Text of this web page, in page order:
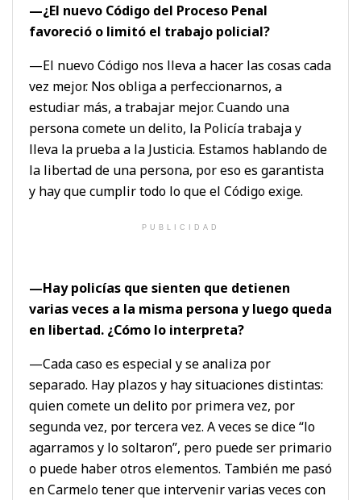
—¿El nuevo Código del Proceso Penal
favoreció o limitó el trabajo policial?
—El nuevo Código nos lleva a hacer las cosas cada
vez mejor. Nos obliga a perfeccionarnos, a
estudiar más, a trabajar mejor. Cuando una
persona comete un delito, la Policía trabaja y
lleva la prueba a la Justicia. Estamos hablando de
la libertad de una persona, por eso es garantista
y hay que cumplir todo lo que el Código exige.
PUBLICIDAD
—Hay policías que sienten que detienen
varias veces a la misma persona y luego queda
en libertad. ¿Cómo lo interpreta?
—Cada caso es especial y se analiza por
separado. Hay plazos y hay situaciones distintas:
quien comete un delito por primera vez, por
segunda vez, por tercera vez. A veces se dice “lo
agarramos y lo soltaron”, pero puede ser primario
o puede haber otros elementos. También me pasó
en Carmelo tener que intervenir varias veces con